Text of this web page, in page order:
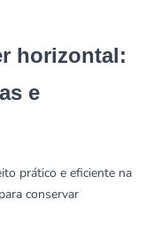
horizontal:
e
prático e eficiente na
conservar